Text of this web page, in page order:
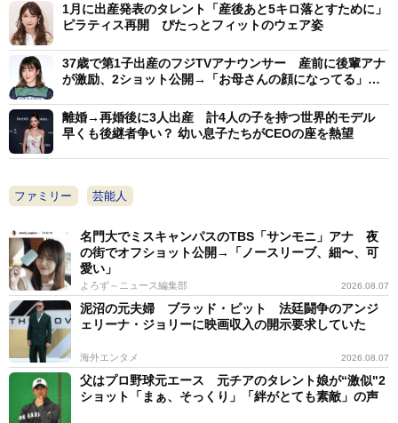
1月に出産発表のタレント「産後あと5キロ落とすために」
ピラティス再開 ぴたっとフィットのウェア姿
37歳で第1子出産のフジTVアナウンサー 産前に後輩アナ
が激励、2ショット公開→「お母さんの顔になってる」の
離婚→再婚後に3人出産 計4人の子を持つ世界的モデル
早くも後継者争い？ 幼い息子たちがCEOの座を熱望
ファミリー 芸能人
名門大でミスキャンパスのTBS「サンモニ」アナ 夜
の街でオフショット公開→「ノースリーブ、細〜、可
愛い」
よろず～ニュース編集部 2026.08.07
泥沼の元夫婦 ブラッド・ピット 法廷闘争のアンジ
ェリーナ・ジョリーに映画収入の開示要求していた
海外エンタメ 2026.08.07
父はプロ野球元エース 元チアのタレント娘が“激似"2
ショット「まぁ、そっくり」「絆がとても素敵」の声